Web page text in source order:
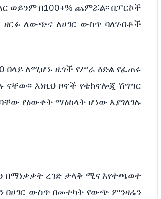
ወይንም በ100+% ጨምሯል፡፡ በፓርኮች
ዘርፉ ለውጭና ለሀገር ውስጥ ባለሃብቶች
በላይ ለሚሆኑ ዜጎች የሥራ ዕድል የፈጠሩ
እነዚህ ዞኖች የቴክኖሎጂ ሽግግር
የዕውቀት ማዕከላት ሆነው እያገለገሉ
በማነቃቃት ረገድ ታላቅ ሚና እየተጫወተ
በሀገር ውስጥ በመተካት የውጭ ምንዛሬን